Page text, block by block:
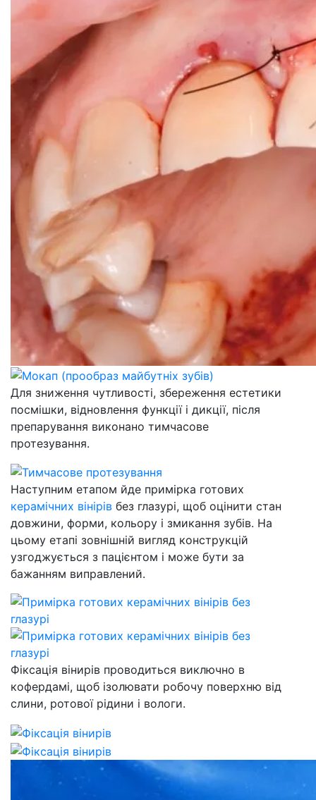
Для зниження чутливості, збереження естетики
посмішки, відновлення функції і дикції, після
препарування виконано тимчасове
протезування.
Наступним етапом йде примірка готових
керамічних вінірів без глазурі, щоб оцінити стан
довжини, форми, кольору і змикання зубів. На
цьому етапі зовнішній вигляд конструкцій
узгоджується з пацієнтом і може бути за
бажанням виправлений.
Фіксація вінирів проводиться виключно в
кофердамі, щоб ізолювати робочу поверхню від
слини, ротової рідини і вологи.